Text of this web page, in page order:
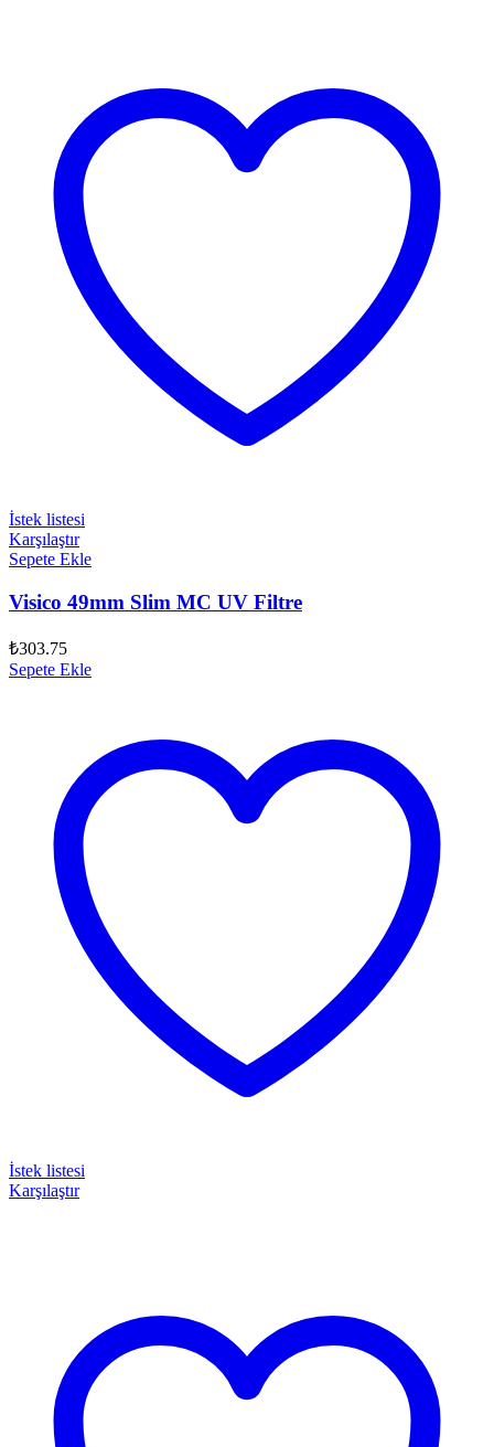
İstek listesi
Karşılaştır
Sepete Ekle
Visico 49mm Slim MC UV Filtre
₺303.75
Sepete Ekle
İstek listesi
Karşılaştır